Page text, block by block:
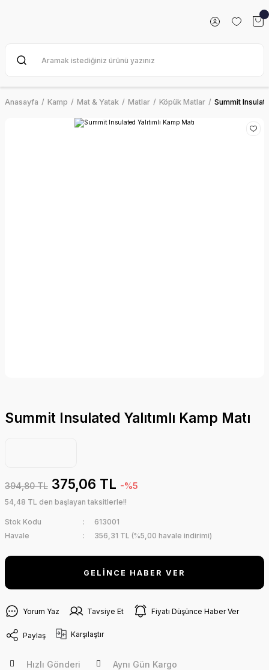
Anasayfa Kamp Mat & Yatak Matlar Köpük Matlar Summit
Summit Insulated Yalıtımlı Kamp Matı
394,80 TL 375,06 TL -%5
54,48 TL den başlayan taksitlerle!!
Stok Kodu
613001
Havale
356,31 TL (%5,00 havale indirimi)
GELİNCE HABER VER
Yorum Yaz Tavsiye Et Fiyatı Düşünce Haber Ver
Paylaş Karşılaştır
Hızlı Gönderi Aynı Gün Kargo